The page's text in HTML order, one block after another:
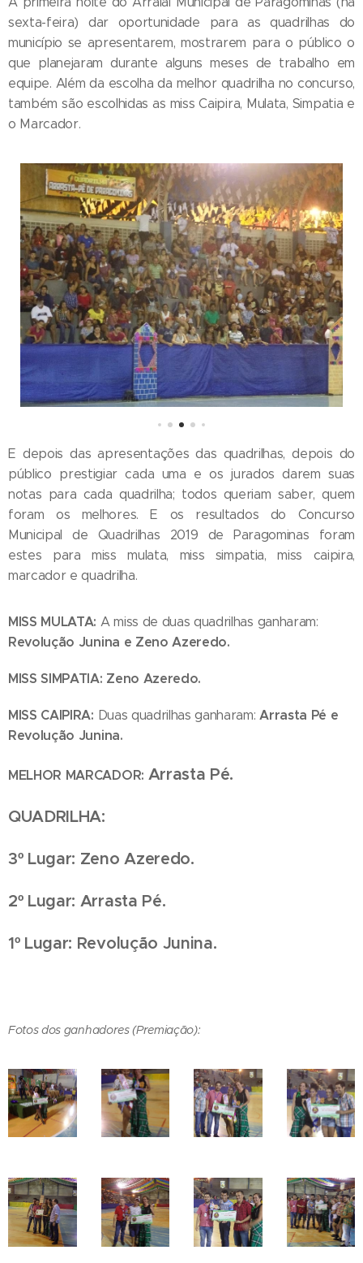
sexta-feira) dar oportunidade para as quadrilhas do
município se apresentarem, mostrarem para o público o
que planejaram durante alguns meses de trabalho em
equipe. Além da escolha da melhor quadrilha no concurso,
também são escolhidas as miss Caipira, Mulata, Simpatia e
o Marcador.
E depois das apresentações das quadrilhas, depois do
público prestigiar cada uma e os jurados darem suas
notas para cada quadrilha; todos queriam saber, quem
foram os melhores. E os resultados do Concurso
Municipal de Quadrilhas 2019 de Paragominas foram
estes para miss mulata, miss simpatia, miss caipira,
marcador e quadrilha.
MISS MULATA: A miss de duas quadrilhas ganharam:
Revolução Junina e Zeno Azeredo.
MISS SIMPATIA: Zeno Azeredo.
MISS CAIPIRA: Duas quadrilhas ganharam:Arrasta Pé e
Revolução Junina.
MELHOR MARCADOR: Arrasta Pé.
QUADRILHA:
3º Lugar: Zeno Azeredo.
2º Lugar: Arrasta Pé.
1º Lugar: Revolução Junina.
Fotos dos ganhadores (Premiação):